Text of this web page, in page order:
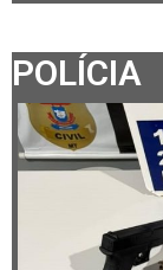
POLÍCIA